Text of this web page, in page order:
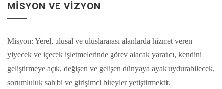
MISYON VE VIZYON
Misyon: Yerel, ulusal ve uluslararası alanlarda hizmet veren
yiyecek ve içecek işletmelerinde görev alacak yaratıcı, kendini
geliştirmeye açık, değişen ve gelişen dünyaya ayak uydurabilecek,
sorumluluk sahibi ve girişimci bireyler yetiştirmektir.